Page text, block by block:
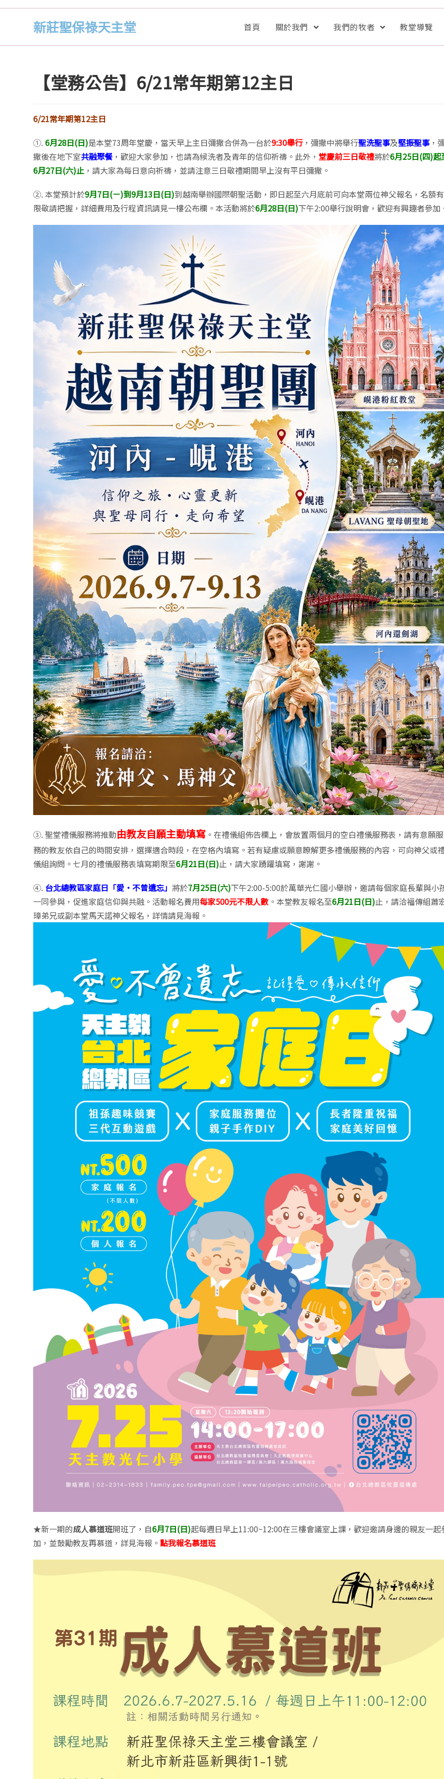
新莊聖保祿天主堂 首頁 關於我們 我們的牧者 教堂導覽
【堂務公告】6/21常年期第12主日
6/21常年期第12主日
①.6月28日(日)是本堂73周年堂慶，當天早上主日彌撒合併為一台於9:30舉行 ，彌撒中將舉行聖洗聖事及堅振聖事，
撒後在地下室共融聚餐，歡迎大家參加，也請為候洗者及青年的信仰祈禱。此外，堂慶前三日敬禮將於6月25日(四)起
6月27日(六)止 ，請大家為每日意向祈禱，並請注意三日敬禮期間早上沒有平日彌撒。
②. 本堂預計於9月7日(ㄧ)到9月13日(日)到越南舉辦國際朝聖活動，即日起至六月底前可向本堂兩位神父報名，名額有
限敬請把握，詳細費用及行程資訊請見一樓公布欄。本活動將於6月28日(日)下午2:00舉行說明會，歡迎有興趣者參加
③. 聖堂禮儀服務將推動由教友自願主動填寫 。在禮儀組佈告欄上，會放置兩個月的空白禮儀服務表，請有意願服
務的教友依自己的時間安排，選擇適合時段，在空格內填寫。若有疑慮或願意瞭解更多禮儀服務的內容，可向神父或
儀組詢問。七月的禮儀服務表填寫期限至6月21日(日)止，請大家踴躍填寫，謝謝。
④. 台北總教區家庭日「愛‧不曾遺忘」 將於7月25日(六)下午2:00-5:00於萬華光仁國小舉辦，邀請每個家庭長輩與小
一同參與，促進家庭信仰與共融。活動報名費用每家500元不限人數 。本堂教友報名至6月21日(日)止，請洽福傳組蕭
璋弟兄或副本堂馬天諾神父報名，詳情請見海報。
★新一期的成人慕道班開班了，自6月7日(日)起每週日早上11:00~12:00在三樓會議室上課，歡迎邀請身邊的親友一起
加，並鼓勵教友再慕道，詳見海報。點我報名慕道班